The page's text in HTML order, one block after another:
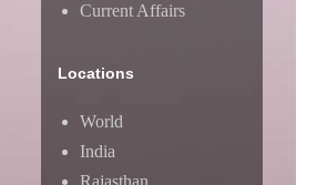
Current Affairs
Locations
World
India
Rajasthan